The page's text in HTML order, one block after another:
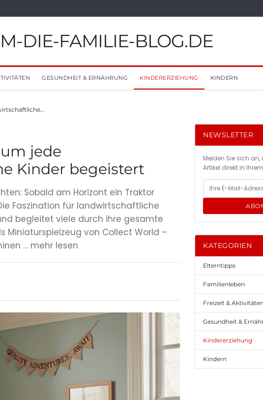
DIE-FAMILIE-BLOG.DE
GESUNDHEIT & ERNÄHRUNG KINDERERZIEHUNG KINDERN
jede
Kinder begeistert
Sobald am Horizont ein Traktor
Faszination für landwirtschaftliche
begleitet viele durch ihre gesamte
Miniaturspielzeug von Collect World –
… mehr lesen
NEWSLETTER
Melden Sie sich
Artikel direkt in
KATEGORIEN
Elterntipps
Familienleben
Freizeit & Aktivitäten
Gesundheit &
Kindererziehung
Kindern